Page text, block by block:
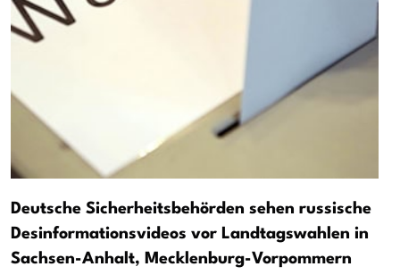
Deutsche Sicherheitsbehörden sehen russische
Desinformationsvideos vor Landtagswahlen in
Sachsen-Anhalt, Mecklenburg-Vorpommern